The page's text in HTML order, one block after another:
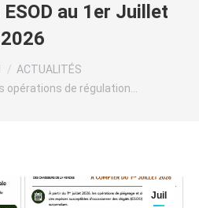
au 1er Juillet
2026
ACTUALITÉS
opérations de régulation…
Juil